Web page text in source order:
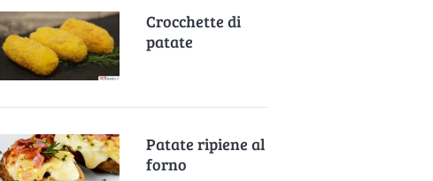
Crocchette di
patate
Patate ripiene al
forno